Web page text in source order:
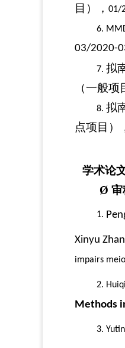
目）， 01/
6.
03/2020-
7.拟
（一般
8.拟
点项目）
学术论
Ø
1.
Xinyu
impairs
2.
Methods
3.